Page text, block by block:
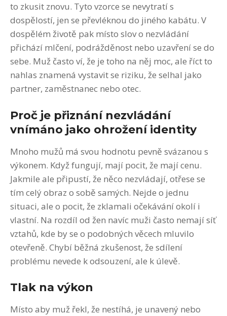
to zkusit znovu. Tyto vzorce se nevytratí s
dospělostí, jen se převléknou do jiného kabátu. V
dospělém životě pak místo slov o nezvládání
přichází mlčení, podrážděnost nebo uzavření se do
sebe. Muž často ví, že je toho na něj moc, ale říct to
nahlas znamená vystavit se riziku, že selhal jako
partner, zaměstnanec nebo otec.
Proč je přiznání nezvládání
vnímáno jako ohrožení identity
Mnoho mužů má svou hodnotu pevně svázanou s
výkonem. Když fungují, mají pocit, že mají cenu.
Jakmile ale připustí, že něco nezvládají, otřese se
tím celý obraz o sobě samých. Nejde o jednu
situaci, ale o pocit, že zklamali očekávání okolí i
vlastní. Na rozdíl od žen navíc muži často nemají síť
vztahů, kde by se o podobných věcech mluvilo
otevřeně. Chybí běžná zkušenost, že sdílení
problému nevede k odsouzení, ale k úlevě.
Tlak na výkon
Místo aby muž řekl, že nestíhá, je unavený nebo